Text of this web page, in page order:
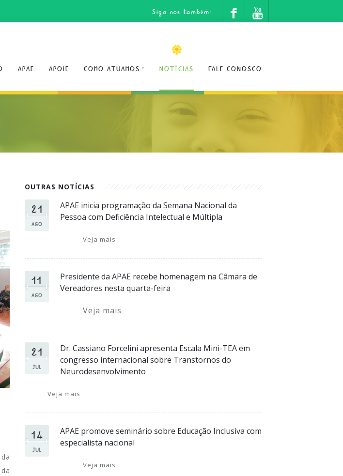
Siga nos também:
APAE APOIE COMO ATUAMOS NOTÍCIAS FALE CONOSCO
OUTRAS NOTÍCIAS
21
AGO
APAE inicia programação da Semana Nacional da
Pessoa com Deficiência Intelectual e Múltipla
Veja mais
11
AGO
Presidente da APAE recebe homenagem na Câmara de
Vereadores nesta quarta-feira
Veja mais
21
JUL
Dr. Cassiano Forcelini apresenta Escala Mini-TEA em
congresso internacional sobre Transtornos do
Neurodesenvolvimento
Veja mais
14
JUL
APAE promove seminário sobre Educação Inclusiva com
especialista nacional
Veja mais